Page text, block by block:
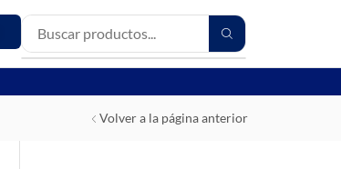
Volver a la página anterior